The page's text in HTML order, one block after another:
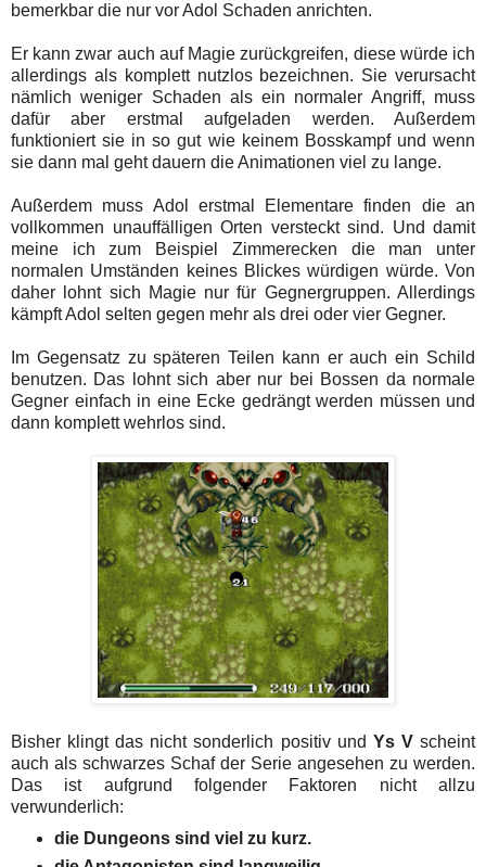
bemerkbar die nur vor Adol Schaden anrichten.
Er kann zwar auch auf Magie zurückgreifen, diese würde ich
allerdings als komplett nutzlos bezeichnen. Sie verursacht
nämlich weniger Schaden als ein normaler Angriff, muss
dafür aber erstmal aufgeladen werden. Außerdem
funktioniert sie in so gut wie keinem Bosskampf und wenn
sie dann mal geht dauern die Animationen viel zu lange.
Außerdem muss Adol erstmal Elementare finden die an
vollkommen unauffälligen Orten versteckt sind. Und damit
meine ich zum Beispiel Zimmerecken die man unter
normalen Umständen keines Blickes würdigen würde. Von
daher lohnt sich Magie nur für Gegnergruppen. Allerdings
kämpft Adol selten gegen mehr als drei oder vier Gegner.
Im Gegensatz zu späteren Teilen kann er auch ein Schild
benutzen. Das lohnt sich aber nur bei Bossen da normale
Gegner einfach in eine Ecke gedrängt werden müssen und
dann komplett wehrlos sind.
Bisher klingt das nicht sonderlich positiv und Ys Vscheint
auch als schwarzes Schaf der Serie angesehen zu werden.
Das ist aufgrund folgender Faktoren nicht allzu
verwunderlich:
die Dungeons sind viel zu kurz.